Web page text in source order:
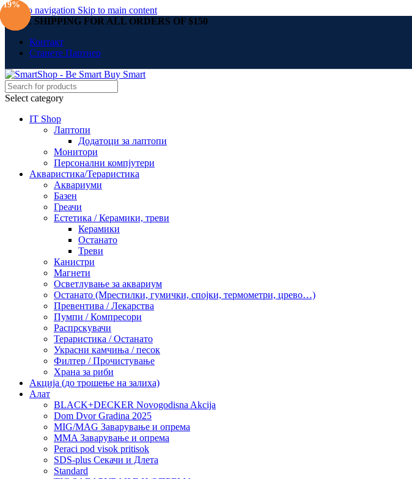
Skip to navigation Skip to main content
FREE SHIPPING FOR ALL ORDERS OF $150
Контакт
Станете Партнер
Select category
IT Shop
Лаптопи
Додатоци за лаптопи
Монитори
Персонални компјутери
Акваристика/Тераристика
Аквариуми
Базен
Греачи
Естетика / Керамики, треви
Керамики
Останато
Треви
Канистри
Магнети
Осветлување за аквариум
Останато (Мрестилки, гумички, спојки, термометри, црево…)
Превентива / Лекарства
Пумпи / Компресори
Распрскувачи
Тераристика / Останато
Украсни камчиња / песок
Филтер / Прочистување
Храна за риби
Акција (до трошење на залиха)
Алат
BLACK+DECKER Novogodisna Akcija
Dom Dvor Gradina 2025
MIG/MAG Заварување и опрема
MMA Заварување и опрема
Peraci pod visok pritisok
SDS-plus Секачи и Длета
Standard
-24%
-30%
-18%
-16%
-19%